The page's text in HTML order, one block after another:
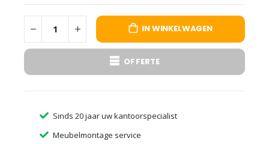
IN WINKELWAGEN
OFFERTE
Sinds 20 jaar uw kantoorspecialist
Meubelmontage service